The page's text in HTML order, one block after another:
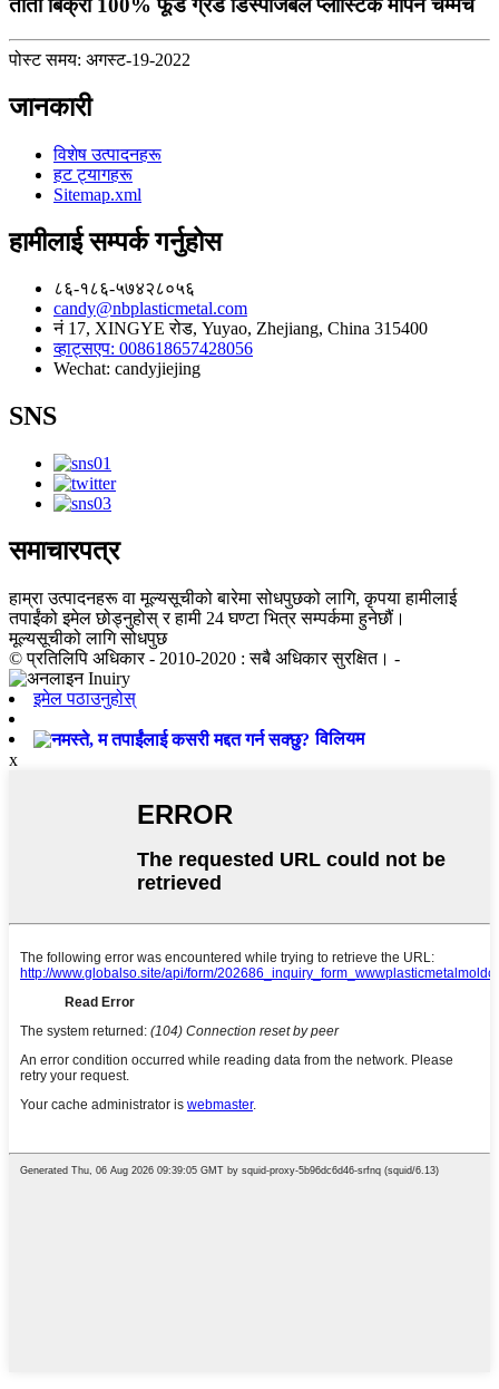
तातो बिक्री 100% फूड ग्रेड डिस्पोजेबल प्लास्टिक मापन चम्मच
पोस्ट समय: अगस्ट-19-2022
जानकारी
विशेष उत्पादनहरू
हट ट्यागहरू
Sitemap.xml
हामीलाई सम्पर्क गर्नुहोस
८६-१८६-५७४२८०५६
candy@nbplasticmetal.com
नं 17, XINGYE रोड, Yuyao, Zhejiang, China 315400
व्हाट्सएप: 008618657428056
Wechat: candyjiejing
SNS
समाचारपत्र
हाम्रा उत्पादनहरू वा मूल्यसूचीको बारेमा सोधपुछको लागि, कृपया हामीलाई
तपाईंको इमेल छोड्नुहोस् र हामी 24 घण्टा भित्र सम्पर्कमा हुनेछौं।
मूल्यसूचीको लागि सोधपुछ
© प्रतिलिपि अधिकार - 2010-2020 : सबै अधिकार सुरक्षित। -
इमेल पठाउनुहोस्
विलियम
x